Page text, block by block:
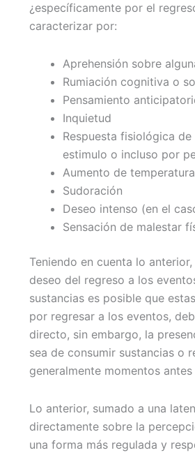
¿específicamente por el
caracterizar por:
Aprehensión sobre
Rumiación cognitiva o
Pensamiento
Inquietud
Respuesta fisiológica
estimulo o incluso por
Aumento de temperatura
Sudoración
Deseo intenso (en el
Sensación de malestar
Teniendo en cuenta lo
deseo del regreso a los
sustancias es posible que
por regresar a los eventos,
directo, sin embargo, la
sea de consumir sustancias o
generalmente momentos antes
Lo anterior, sumado a una
directamente sobre la
una forma más regulada y